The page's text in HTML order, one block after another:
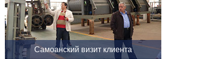
Самоанский визит клиента